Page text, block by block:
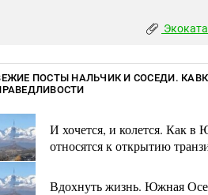
ПОСТЫ НАЛЬЧИК И СОСЕДИ.
И хочется, и колется. Как
относятся к открытию
Вдохнуть жизнь. Южная